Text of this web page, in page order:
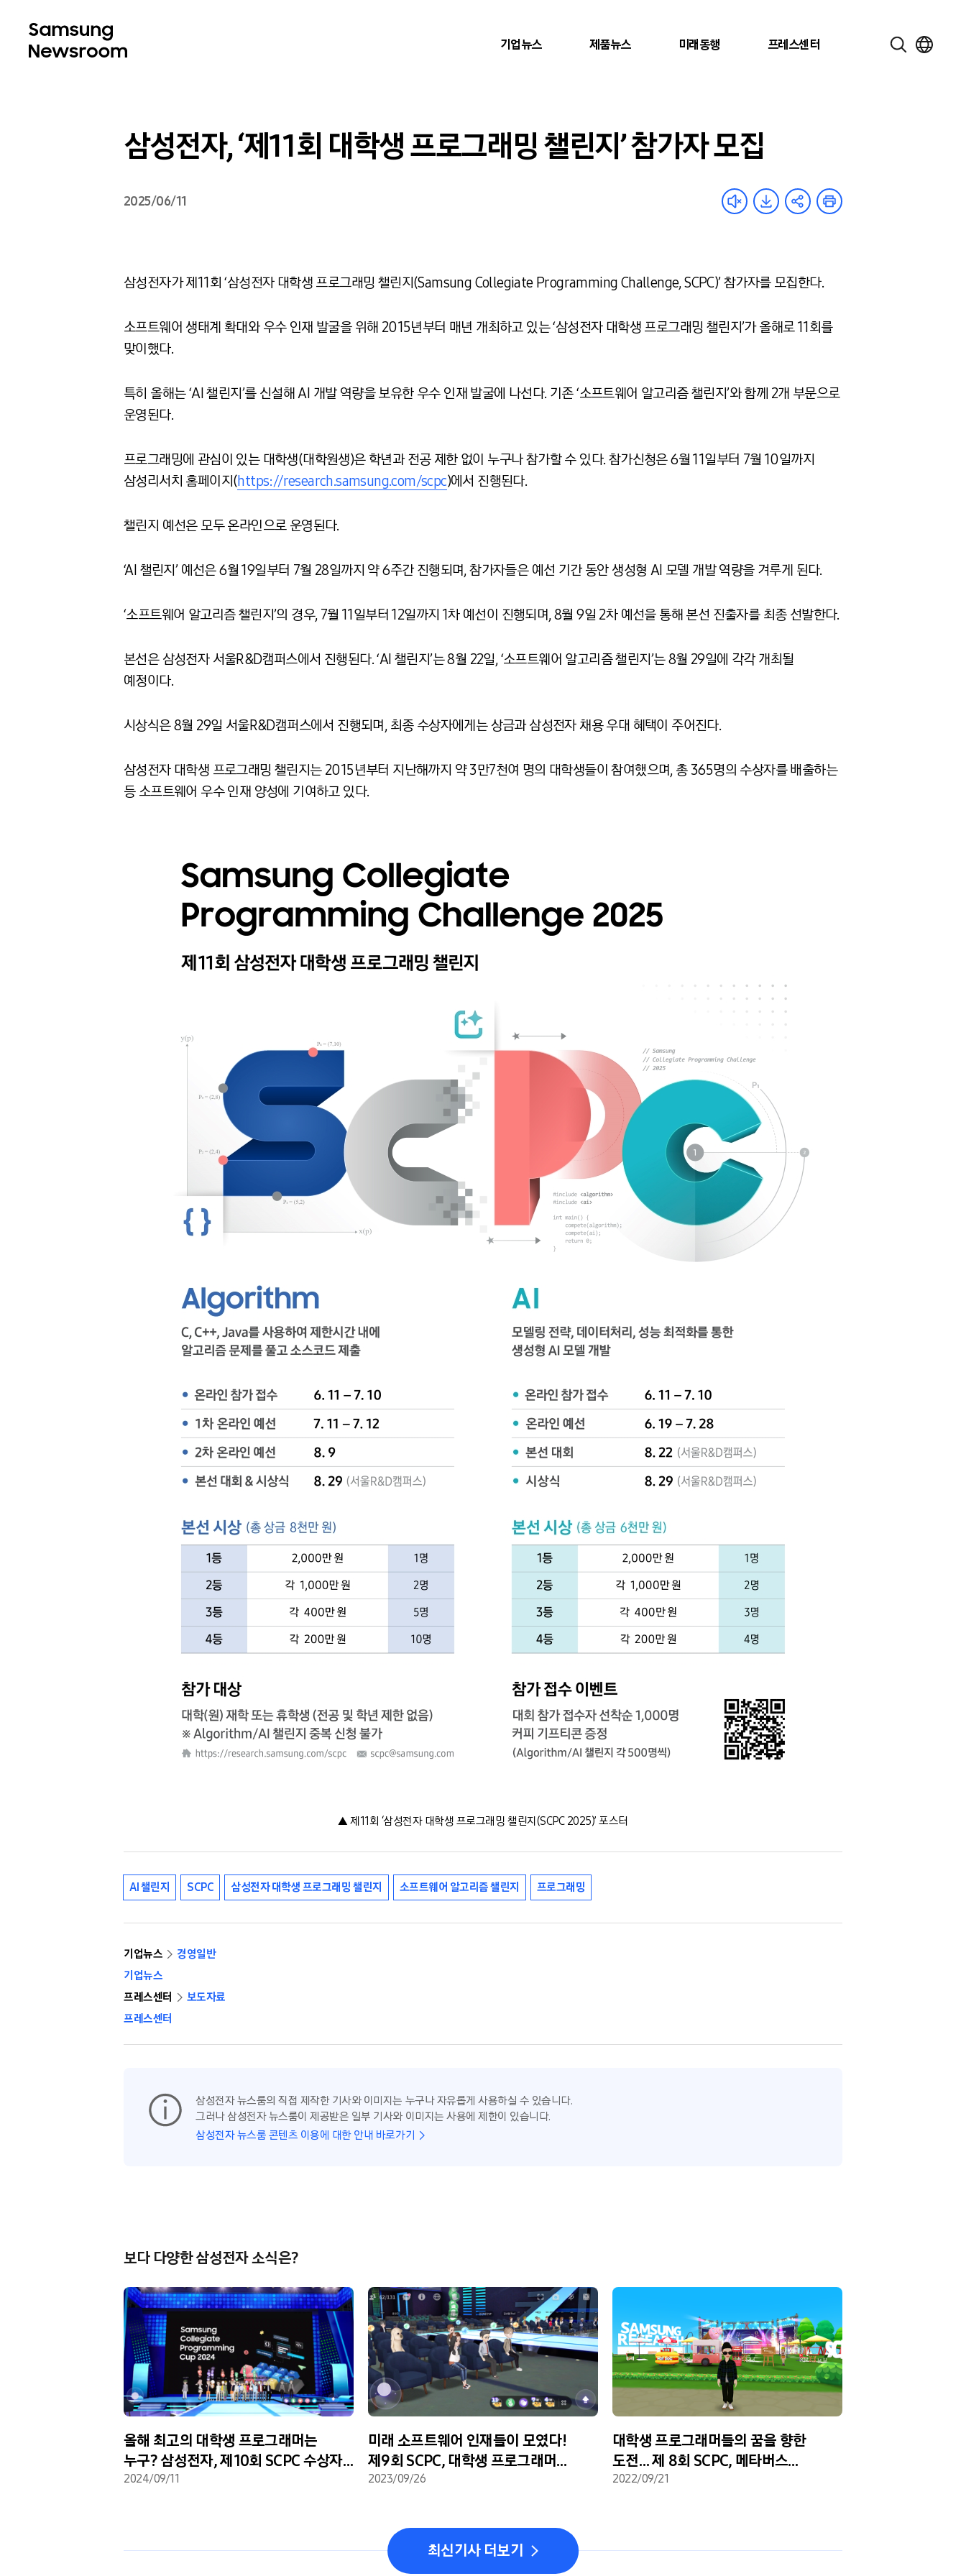
기업뉴스 제품뉴스 미래동행 프레스센터
삼성전자, ‘제11회 대학생 프로그래밍 챌린지’ 참가자 모집
2025/06/11
삼성전자가 제11회 ‘삼성전자 대학생 프로그래밍 챌린지(Samsung Collegiate Programming Challenge, SCPC)’ 참가자를 모집한다.
소프트웨어 생태계 확대와 우수 인재 발굴을 위해 2015년부터 매년 개최하고 있는 ‘삼성전자 대학생 프로그래밍 챌린지’가 올해로 11회를
맞이했다.
특히 올해는 ‘AI 챌린지’를 신설해 AI 개발 역량을 보유한 우수 인재 발굴에 나선다. 기존 ‘소프트웨어 알고리즘 챌린지’와 함께 2개 부문으로
운영된다.
프로그래밍에 관심이 있는 대학생(대학원생)은 학년과 전공 제한 없이 누구나 참가할 수 있다. 참가신청은 6월 11일부터 7월 10일까지
삼성리서치 홈페이지(https://research.samsung.com/scpc)에서 진행된다.
챌린지 예선은 모두 온라인으로 운영된다.
‘AI 챌린지’ 예선은 6월 19일부터 7월 28일까지 약 6주간 진행되며, 참가자들은 예선 기간 동안 생성형 AI 모델 개발 역량을 겨루게 된다.
‘소프트웨어 알고리즘 챌린지’의 경우, 7월 11일부터 12일까지 1차 예선이 진행되며, 8월 9일 2차 예선을 통해 본선 진출자를 최종 선발한다.
본선은 삼성전자 서울R&D캠퍼스에서 진행된다. ‘AI 챌린지’는 8월 22일, ‘소프트웨어 알고리즘 챌린지’는 8월 29일에 각각 개최될
예정이다.
시상식은 8월 29일 서울R&D캠퍼스에서 진행되며, 최종 수상자에게는 상금과 삼성전자 채용 우대 혜택이 주어진다.
삼성전자 대학생 프로그래밍 챌린지는 2015년부터 지난해까지 약 3만7천여 명의 대학생들이 참여했으며, 총 365명의 수상자를 배출하는
등 소프트웨어 우수 인재 양성에 기여하고 있다.
▲ 제11회 ‘삼성전자 대학생 프로그래밍 챌린지(SCPC 2025)’ 포스터
AI 챌린지 SCPC 삼성전자 대학생 프로그래밍 챌린지 소프트웨어 알고리즘 챌린지 프로그래밍
기업뉴스
경영일반
기업뉴스
프레스센터
보도자료
프레스센터
삼성전자 뉴스룸의 직접 제작한 기사와 이미지는 누구나 자유롭게 사용하실 수 있습니다.
그러나 삼성전자 뉴스룸이 제공받은 일부 기사와 이미지는 사용에 제한이 있습니다.
삼성전자 뉴스룸 콘텐츠 이용에 대한 안내 바로가기
보다 다양한 삼성전자 소식은?
올해 최고의 대학생 프로그래머는
누구? 삼성전자, 제10회 SCPC 수상자
발표
2024/09/11
미래 소프트웨어 인재들이 모였다!
제9회 SCPC, 대학생 프로그래머
‘최강자’ 발표
2023/09/26
대학생 프로그래머들의 꿈을 향한
도전… 제 8회 SCPC, 메타버스
시상식으로 마무리
2022/09/21
최신기사 더보기